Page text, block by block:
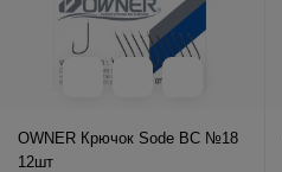
OWNER Крючок Sode BC №18
12шт